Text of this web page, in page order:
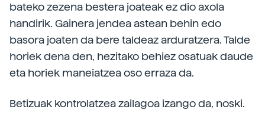
bateko zezena bestera joateak ez dio axola
handirik. Gainera jendea astean behin edo
basora joaten da bere taldeaz arduratzera. Talde
horiek dena den, hezitako behiez osatuak daude
eta horiek maneiatzea oso erraza da.
Betizuak kontrolatzea zailagoa izango da, noski.